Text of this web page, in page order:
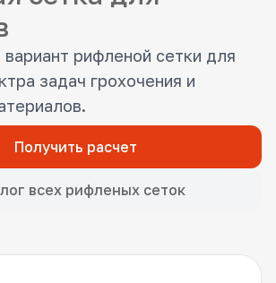
вариант рифленой сетки для
задач грохочения и
Получить расчет
всех рифленых сеток